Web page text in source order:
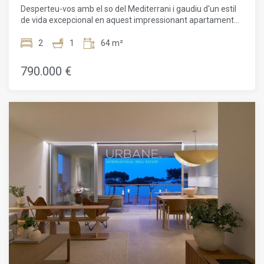
Desperteu-vos amb el so del Mediterrani i gaudiu d'un estil
de vida excepcional en aquest impressionant apartament
de 2 dormitoris i 1 bany ha estat dissenyat per maximitzar
interiors i exteriors. Disposa de dues terrasses privades i
d'un impressionant jardí de 151,15 m², creant un espai únic
contemporània i elegant del conjunt s'integra perfectament
en l'entorn privilegiat de la Costa Brava. L'habitatge
combina disseny modern, acabats d'alta qualitat i solucions
sostenibles, incloent-hi un eficient sistema de climatització
mitjançant aerotèrmia. La seva ubicació privilegiada davant
del mar permet gaudir cada dia de vistes espectaculars i de
la brisa mediterrània. Hi ha la possibilitat d'adquirir una plaça
d'aparcament per 35.000 €, aportant més comoditat i
tranquil·litat. Tant si busca una residència habitual, una
segona residència o una inversió, aquesta propietat
representa una oportunitat única per viure l'autèntic estil de
vida mediterrani. Contacti amb nosaltres avui mateix i
2 1 64 m²
790.000 €